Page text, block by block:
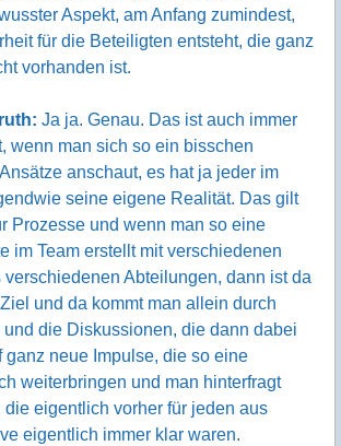
Aspekt, am Anfang zumindest,
für die Beteiligten entsteht, die ganz
vorhanden ist.
Ja ja. Genau. Das ist auch immer
wenn man sich so ein bisschen
anschaut, es hat ja jeder im
seine eigene Realität. Das gilt
Prozesse und wenn man so eine
im Team erstellt mit verschiedenen
Abteilungen, dann ist da
und da kommt man allein durch
die Diskussionen, die dann dabei
ganz neue Impulse, die so eine
weiterbringen und man hinterfragt
eigentlich vorher für jeden aus
eigentlich immer klar waren.